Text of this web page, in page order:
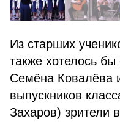
Из старших
также хотелось бы
Семёна Ковалёва
выпускников
Захаров) зрители